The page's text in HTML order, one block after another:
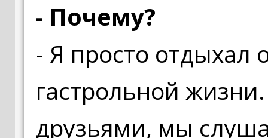
- Почему?
- Я просто
гастрольной
друзьями, мы